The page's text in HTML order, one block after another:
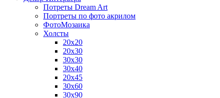
Потреты Dream Art
Портреты по фото акрилом
ФотоМозаика
Холсты
20х20
20х30
30х30
30х40
20х45
30х60
30х90